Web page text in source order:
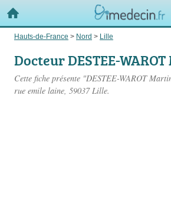
Hauts-de-France > Nord > Lille
Docteur DESTEE-
Cette fiche présente "DESTEE-WAROT
rue emile laine, 59037 Lille.